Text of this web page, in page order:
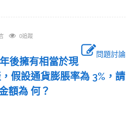
0追蹤
問題討論
後擁有相當於現
假設通貨膨脹率為 3%，請
額為 何？